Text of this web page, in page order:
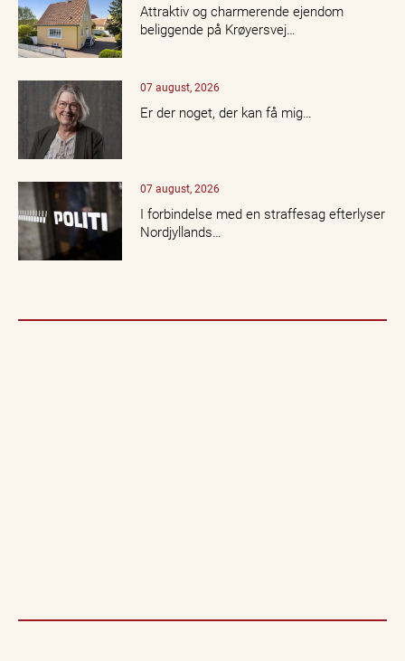
Attraktiv og charmerende ejendom
beliggende på Krøyersvej…
07 august, 2026
Er der noget, der kan få mig…
07 august, 2026
I forbindelse med en straffesag efterlyser
Nordjyllands…